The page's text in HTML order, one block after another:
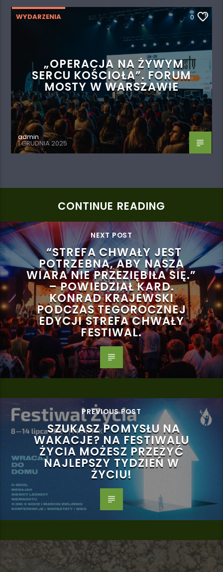
WYDARZENIA 0
„OPERACJA NA ŻYWYM
SERCU KOŚCIOŁA”. FORUM
MOSTY W WARSZAWIE
admin
1 GRUDNIA 2025
CONTINUE READING
NEXT POST
“STREFA CHWAŁY JEST
POTRZEBNA, ABY NASZA
WIARA NIE PRZEZIĘBIŁA SIĘ.”
– POWIEDZIAŁ KARD.
KONRAD KRAJEWSKI
PODCZAS TEGOROCZNEJ
EDYCJI STREFA CHWAŁY
FESTIWAL.
PREVIOUS POST
SZUKASZ POMYSŁU NA
WAKACJE? NA FESTIWALU
ŻYCIA MOŻESZ PRZEŻYĆ
NAJLEPSZY TYDZIEŃ W
ŻYCIU!